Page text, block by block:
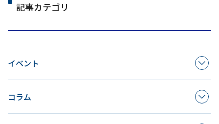
記事カテゴリ
イベント
コラム